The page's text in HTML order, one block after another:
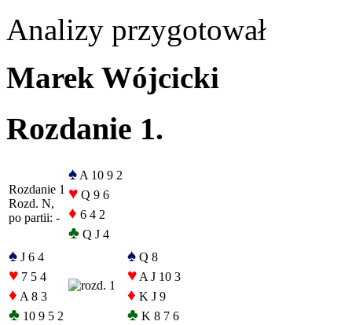
Analizy przygotował
Marek Wójcicki
Rozdanie 1.
Rozdanie 1
Rozd. N,
po partii: -
♠ A 10 9 2
♥ Q 9 6
♦ 6 4 2
♣ Q J 4
♠ J 6 4
♥ 7 5 4
♦ A 8 3
♣ 10 9 5 2
♠ Q 8
♥ A J 10 3
♦ K J 9
♣ K 8 7 6